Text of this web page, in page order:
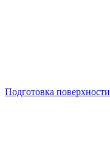
Подготовка поверхности